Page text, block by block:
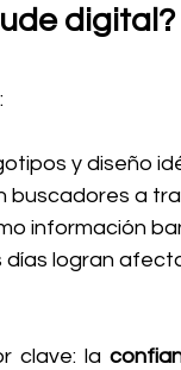
digital?
y diseño
buscadores a
información
días logran
clave: la